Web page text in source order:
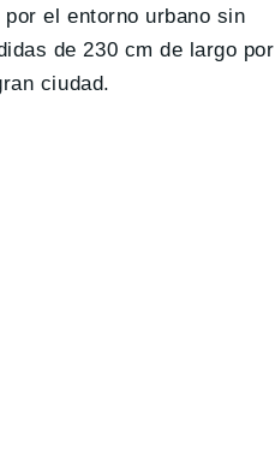
el entorno urbano sin
de 230 cm de largo por
ciudad.